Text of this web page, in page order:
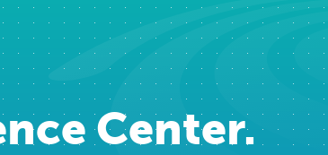
Center.